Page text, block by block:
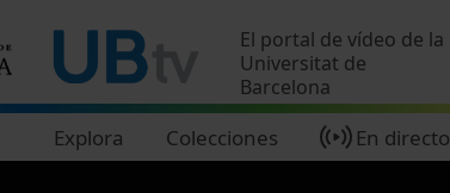
El portal de vídeo de la
Universitat de
Barcelona
Explora Colecciones En directo